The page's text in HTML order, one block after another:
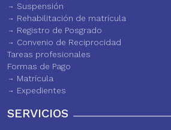
Suspensión
Rehabilitación de matrícula
Registro de Posgrado
Convenio de Reciprocidad
Tareas profesionales
Formas de Pago
Matrícula
Expedientes
SERVICIOS